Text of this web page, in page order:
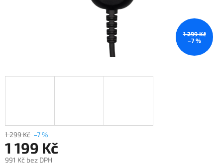
1 299 Kč
–7 %
1 299 Kč –7 %
1 199 Kč
991 Kč bez DPH